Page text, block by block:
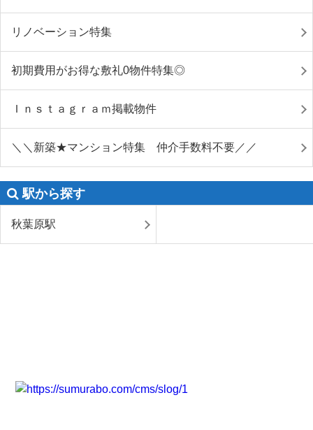
リノベーション特集
初期費用がお得な敷礼0物件特集◎
Ｉｎｓｔａｇｒａｍ掲載物件
＼＼新築★マンション特集 仲介手数料不要／／
駅から探す
秋葉原駅